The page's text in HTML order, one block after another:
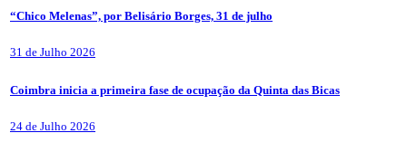
“Chico Melenas”, por Belisário Borges, 31 de julho
31 de Julho 2026
Coimbra inicia a primeira fase de ocupação da Quinta das Bicas
24 de Julho 2026